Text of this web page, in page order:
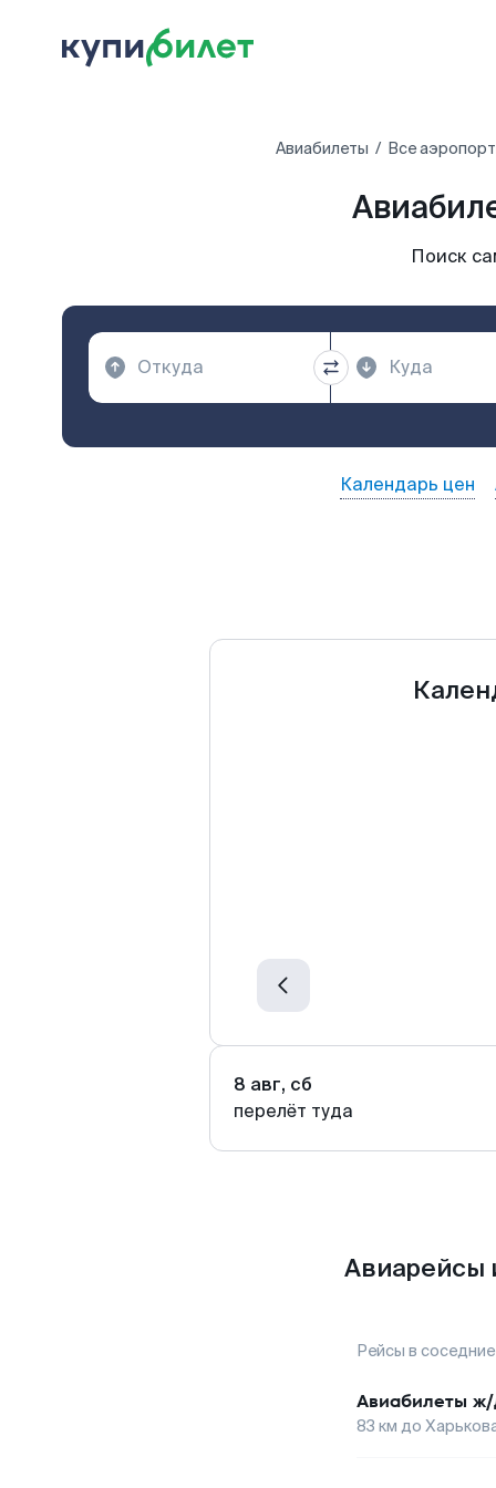
Авиабилеты Все
Поиск
Календарь цен
8 авг, сб
перелёт туда
Авиарейсы
Рейсы в
Авиабилеты ж/
83 км до